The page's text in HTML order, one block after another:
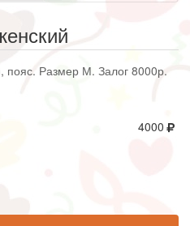
пояс. Размер М. Залог 8000р.
4000